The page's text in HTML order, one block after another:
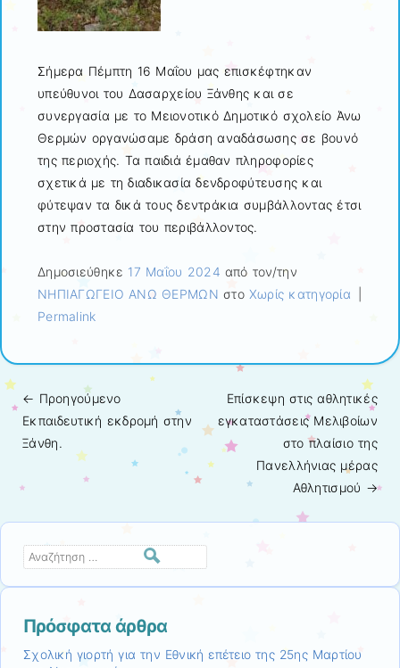
Σήμερα Πέμπτη 16 Μαΐου μας επισκέφτηκαν
υπεύθυνοι του Δασαρχείου Ξάνθης και σε
συνεργασία με το Μειονοτικό Δημοτικό σχολείο Άνω
Θερμών οργανώσαμε δράση αναδάσωσης σε βουνό
της περιοχής. Τα παιδιά έμαθαν πληροφορίες
σχετικά με τη διαδικασία δενδροφύτευσης και
φύτεψαν τα δικά τους δεντράκια συμβάλλοντας έτσι
στην προστασία του περιβάλλοντος.
Δημοσιεύθηκε 17 Μαΐου 2024 από τον/την
ΝΗΠΙΑΓΩΓΕΙΟ ΑΝΩ ΘΕΡΜΩΝ στο Χωρίς κατηγορία
Permalink
Πλοήγηση άρθρων
← Προηγούμενo
Εκπαιδευτική εκδρομή στην
Ξάνθη.
Επίσκεψη στις αθλητικές
εγκαταστάσεις Μελιβοίων
στο πλαίσιο της
Πανελλήνιας μέρας
Αθλητισμού →
Αναζήτηση
Πρόσφατα άρθρα
Σχολική γιορτή για την Εθνική επέτειο της 25ης Μαρτίου